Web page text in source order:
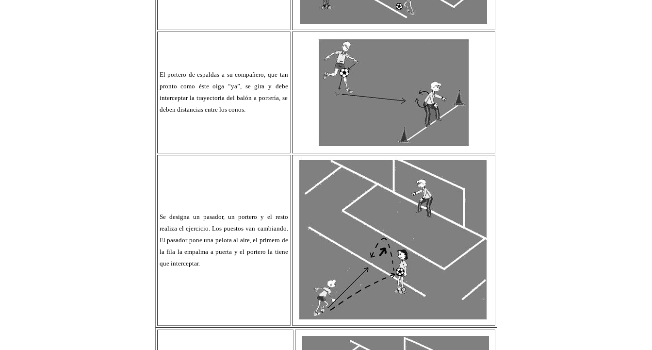
El portero de espaldas a su compañero, que tan
pronto como éste oiga “ya”, se gira y debe
interceptar la trayectoria del balón a portería, se
deben distancias entre los conos.
Se designa un pasador, un portero y el resto
realiza el ejercicio. Los puestos van cambiando.
El pasador pone una pelota al aire, el primero de
la fila la empalma a puerta y el portero la tiene
que interceptar.